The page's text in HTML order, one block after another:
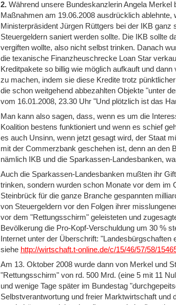
2.Während unsere Bundeskanzlerin Angela Merkel
Maßnahmen am 19.06.2008 ausdrücklich
Ministerpräsident Jürgen Rüttgers bei der IKB
Steuergeldern saniert werden sollte. Die IKB sollte
vergiften wollte, also nicht selbst trinken. Danach
die texanische Finanzheuschrecke Loan Star
Kreditpakete so billig wie möglich aufkauft und
zu machen, indem sie diese Kredite trotz
die schon weitgehend abbezahlten Objekte "unter
vom 16.01.2008, 23.30 Uhr "Und plötzlich ist das
Man kann also sagen, dass, wenn es um die
Koalition bestens funktioniert und wenn es schief
es auch Unsinn, wenn jetzt gesagt wird, der Staat
mit der Commerzbank geschehen ist, denn an den
nämlich IKB und die Sparkassen-Landesbanken,
Auch die Sparkassen-Landesbanken mußten ihr
trinken, sondern wurden schon Monate vor dem im
Steinbrück für die ganze Branche gespannten
von Steuergeldern vor den Folgen ihrer
vor dem "Rettungsschirm" geleisteten und
Bevölkerung die Pro-Kopf-Verschuldung um 30 %
Internet unter der Überschrift:
siehe http://wirtschaft.t-online.de/c/15/46/57/58/
Am 13. Oktober 2008 wurde dann von Merkel und
"Rettungsschirm" von rd. 500 Mrd. (eine 5 mit 11
und wenige Tage später im Bundestag
Selbstverantwortung und freier Marktwirtschaft